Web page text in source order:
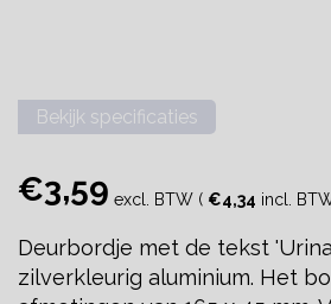
Bekijk specificaties
€3,59 excl. BTW ( €4,34 incl.
Deurbordje met de tekst
zilverkleurig aluminium. Het